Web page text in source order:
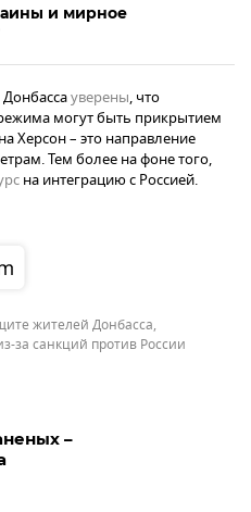
и мирное
уверены, что
могут быть прикрытием
Херсон – это направление
Тем более на фоне того,
на интеграцию с Россией.
жителей Донбасса,
за санкций против России
–